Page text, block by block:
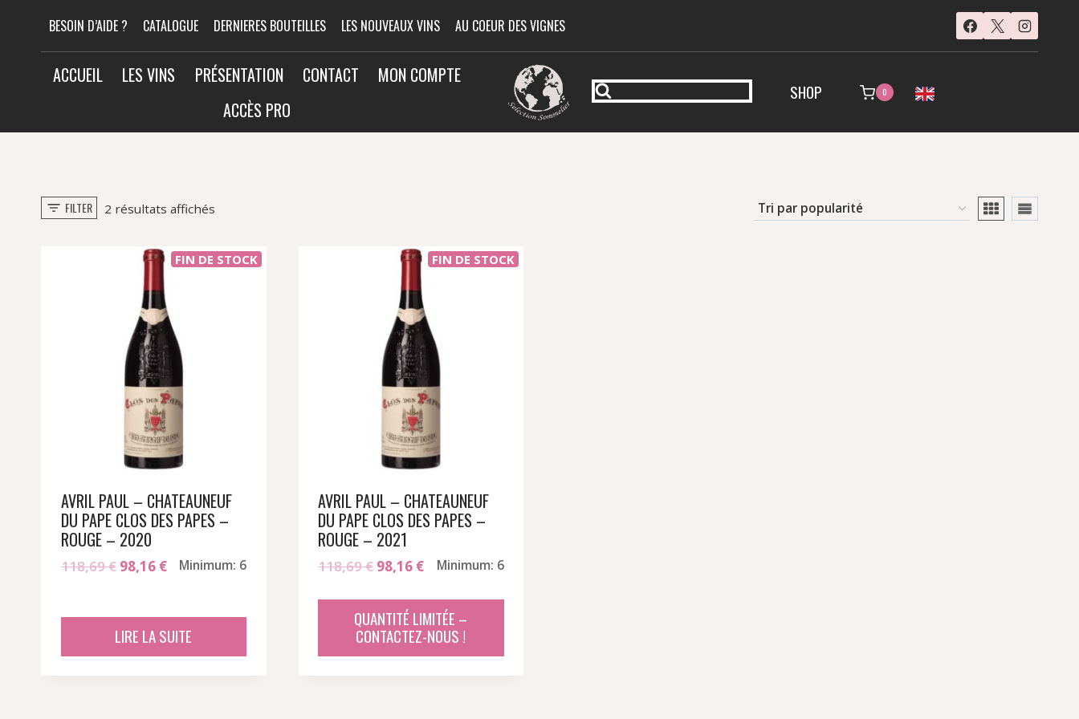
contenu
BESOIN D’AIDE ? CATALOGUE DERNIERES BOUTEILLES LES NOUVEAUX VINS AU COEUR DES VIGNES
ACCUEIL LES VINS PRÉSENTATION CONTACT
MON COMPTE
ACCÈS PRO
SHOP 0
FILTER 2 résultats affichésTrié
popularité
FIN DE STOCK
AVRIL PAUL – CHATEAUNEUF
DU PAPE CLOS DES PAPES –
ROUGE – 2020
118,69€ Le
était :
98,16 €Le
est :
Minimum: 6
LIRE LA SUITE
FIN DE STOCK
AVRIL PAUL – CHATEAUNEUF
DU PAPE CLOS DES PAPES –
ROUGE – 2021
118,69€ Le
initial
était :
98,16 €Le
actuel
est :
Minimum: 6
QUANTITÉ LIMITÉE –
CONTACTEZ-NOUS !